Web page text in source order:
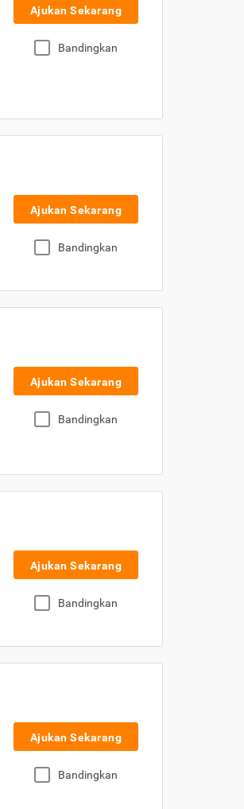
Ajukan Sekarang
Bandingkan
Ajukan Sekarang
Bandingkan
Ajukan Sekarang
Bandingkan
Ajukan Sekarang
Bandingkan
Ajukan Sekarang
Bandingkan